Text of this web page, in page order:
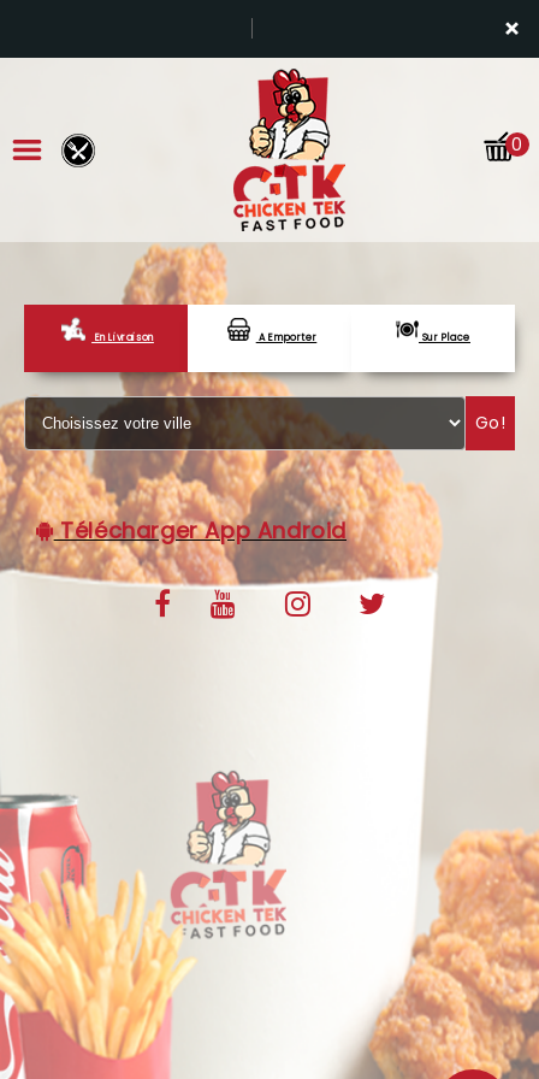
×
LA CARTE
VOTRE COMPTE
NOTRE RESTAURANT
VOS AVIS
MENTIONS LÉGALES
0
En Livraison A Emporter Sur Place
Go!
Télécharger App Android